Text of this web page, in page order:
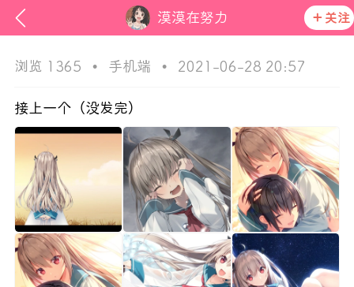
漠漠在努力 关注
元猫
资讯
区发布非法内容 发现立即永久封号
浏览 1365 • 手机端 • 2021-06-28 20:57
接上一个（没发完）